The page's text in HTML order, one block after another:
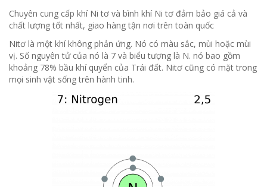
Chuyên cung cấp khí Ni tơ và bình khí Ni tơ đảm bảo giá cả và
chất lượng tốt nhất, giao hàng tận nơi trên toàn quốc
Nitơ là một khí không phản ứng. Nó có màu sắc, mùi hoặc mùi
vị. Số nguyên tử của nó là 7 và biểu tượng là N. nó bao gồm
khoảng 78% bầu khí quyển của Trái đất. Nitơ cũng có mặt trong
mọi sinh vật sống trên hành tinh.